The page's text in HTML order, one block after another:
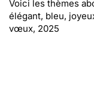
Voici les thèmes
élégant, bleu,
vœux, 2025